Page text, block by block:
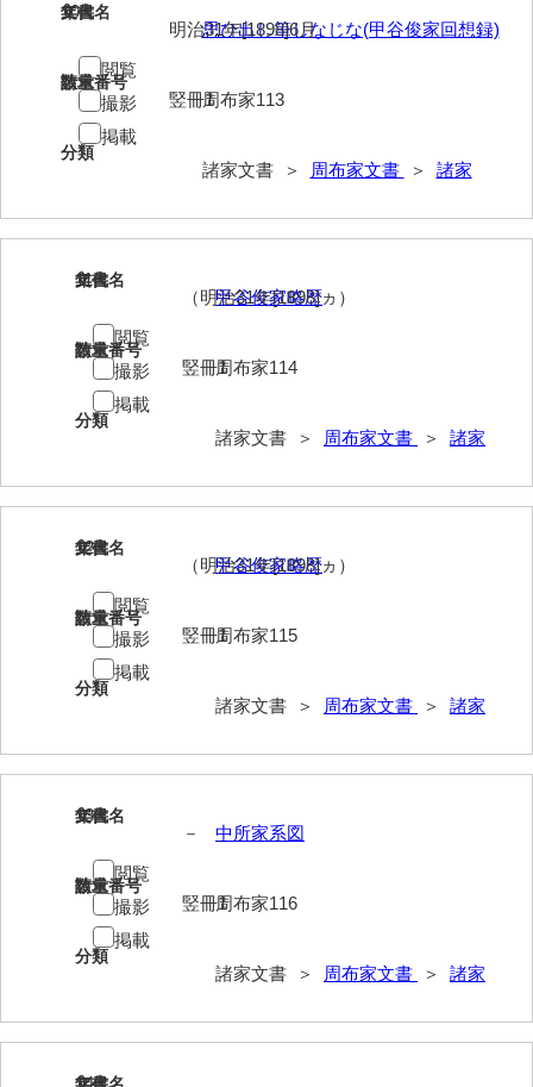
小川五郎収集史料
尾崎家文書
小沢太郎文書
小田家文書（山口市吉敷）
小田家文書（柳井市金屋）
小田家文書（柳井市和田）
鹿島家文書
梶山家文書
鍛冶利吉文書
片岡トミ子自作農地木札
堅田家文書（山口市２）
片山家文書（阿東町）
片山家文書（下関市豊浦）
片山家文書（美和町）
10
文書名
思ひ出し筆しなじな(甲谷俊家回想録)
請求番号
周布家113
分類
諸家文書 ＞ 周布家文書 ＞ 諸家
年代
明治31年[1898]6月
数量
竪冊1
閲覧
撮影
掲載
11
文書名
甲谷俊家略歴
請求番号
周布家114
分類
諸家文書 ＞ 周布家文書 ＞ 諸家
年代
（明治31年[1898]ヵ）
数量
竪冊1
閲覧
撮影
掲載
12
文書名
甲谷俊家略歴
請求番号
周布家115
分類
諸家文書 ＞ 周布家文書 ＞ 諸家
年代
（明治31年[1898]ヵ）
数量
竪冊1
閲覧
撮影
掲載
13
文書名
中所家系図
請求番号
周布家116
分類
諸家文書 ＞ 周布家文書 ＞ 諸家
年代
－
数量
竪冊1
閲覧
撮影
掲載